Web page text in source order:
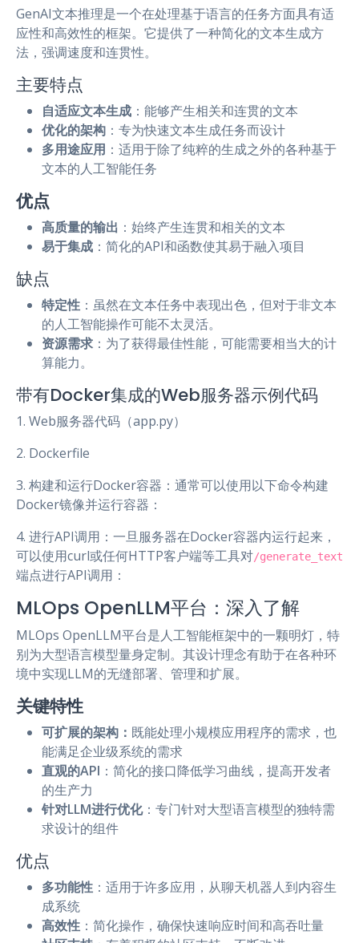
GenAI文本推理是一个在处理基于语言的任务方面具有适
应性和高效性的框架。它提供了一种简化的文本生成方
法，强调速度和连贯性。
主要特点
自适应文本生成 ：能够产生相关和连贯的文本
优化的架构 ：专为快速文本生成任务而设计
多用途应用 ：适用于除了纯粹的生成之外的各种基于
文本的人工智能任务
优点
高质量的输出 ：始终产生连贯和相关的文本
易于集成 ：简化的API和函数使其易于融入项目
缺点
特定性 ：虽然在文本任务中表现出色，但对于非文本
的人工智能操作可能不太灵活。
资源需求 ：为了获得最佳性能，可能需要相当大的计
算能力。
带有Docker集成的Web服务器示例代码
1. Web服务器代码（app.py）
2. Dockerfile
3. 构建和运行Docker容器：通常可以使用以下命令构建
Docker镜像并运行容器：
4. 进行API调用：一旦服务器在Docker容器内运行起来，
可以使用curl或任何HTTP客户端等工具对/generate_text
端点进行API调用：
MLOps OpenLLM平台：深入了解
MLOps OpenLLM平台是人工智能框架中的一颗明灯，特
别为大型语言模型量身定制。其设计理念有助于在各种环
境中实现LLM的无缝部署、管理和扩展。
关键特性
可扩展的架构： 既能处理小规模应用程序的需求，也
能满足企业级系统的需求
直观的API ：简化的接口降低学习曲线，提高开发者
的生产力
针对LLM进行优化：专门针对大型语言模型的独特需
求设计的组件
优点
多功能性 ：适用于许多应用，从聊天机器人到内容生
成系统
高效性 ：简化操作，确保快速响应时间和高吞吐量